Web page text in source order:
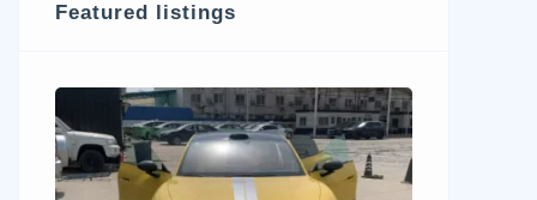
Featured listings